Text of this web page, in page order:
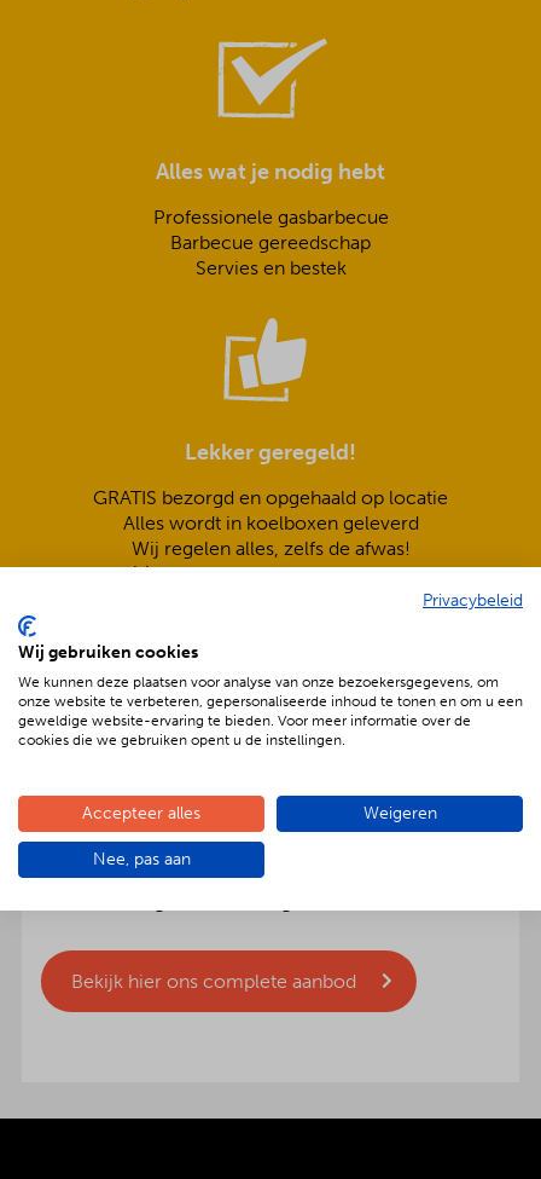
Alles wat je nodig hebt
Professionele gasbarbecue
Barbecue gereedschap
Servies en bestek
Lekker geregeld!
GRATIS bezorgd en opgehaald op locatie
Alles wordt in koelboxen geleverd
Wij regelen alles, zelfs de afwas!
Vóór 12 uur besteld, morgen in huis
BBQenzo.nl Party service
Maak je feest compleet met BBQenzo.nl Party!
We kunnen wanneer de wens daar is borden,
bestek, glaswerk, partytenten en meubelen voor
bedrijf en particulier leveren. Dan hoef jij je echt
Bekijk hier ons complete aanbod
Privacybeleid
Wij gebruiken cookies
We kunnen deze plaatsen voor analyse van onze bezoekersgegevens, om
onze website te verbeteren, gepersonaliseerde inhoud te tonen en om u een
geweldige website-ervaring te bieden. Voor meer informatie over de
cookies die we gebruiken opent u de instellingen.
Accepteer alles Weigeren
Nee, pas aan